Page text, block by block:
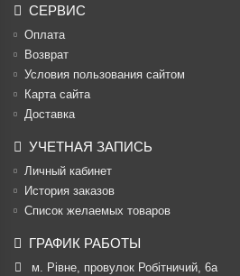
СЕРВИС
Оплата
Возврат
Условия пользования сайтом
Карта сайта
Доставка
УЧЕТНАЯ ЗАПИСЬ
Личный кабинет
История заказов
Список желаемых товаров
ГРАФИК РАБОТЫ
м. Рівне, провулок Робітничий, 6а